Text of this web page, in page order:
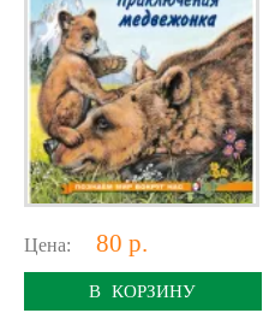
Цена: 80 р.
В КОРЗИНУ